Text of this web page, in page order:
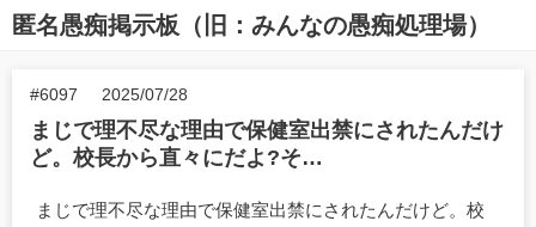
匿名愚痴掲示板（旧：みんなの愚痴処理場）
#6097 2025/07/28
まじで理不尽な理由で保健室出禁にされたんだけ
ど。校長から直々にだよ?そ…
まじで理不尽な理由で保健室出禁にされたんだけど。校